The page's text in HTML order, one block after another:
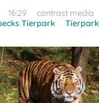
16:29
contrast media
Tierpark
Tierpark